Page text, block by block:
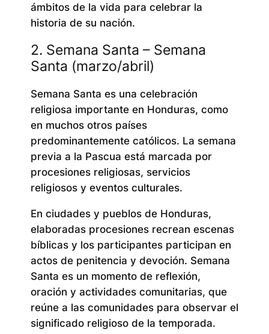
ámbitos de la vida para celebrar la
historia de su nación.
2. Semana Santa – Semana
Santa (marzo/abril)
Semana Santa es una celebración
religiosa importante en Honduras, como
en muchos otros países
predominantemente católicos. La semana
previa a la Pascua está marcada por
procesiones religiosas, servicios
religiosos y eventos culturales.
En ciudades y pueblos de Honduras,
elaboradas procesiones recrean escenas
bíblicas y los participantes participan en
actos de penitencia y devoción. Semana
Santa es un momento de reflexión,
oración y actividades comunitarias, que
reúne a las comunidades para observar el
significado religioso de la temporada.